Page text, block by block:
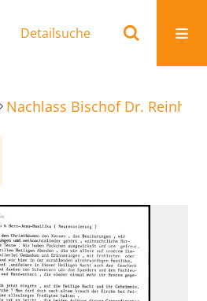
Detailsuche
Nachlass Bischof Dr.